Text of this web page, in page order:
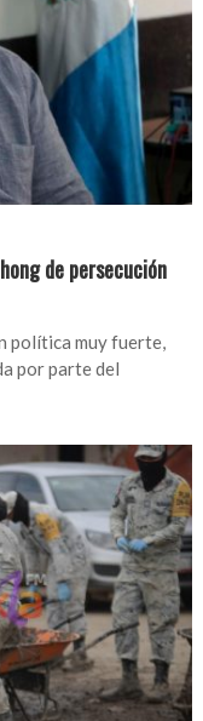
de persecución
política muy fuerte,
por parte del